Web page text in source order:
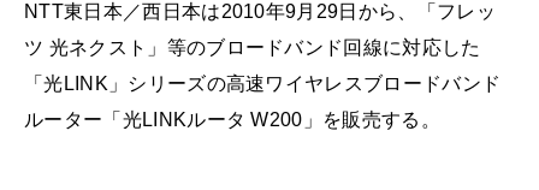
NTT東日本／西日本は2010年9月29日から、「フレッ
ツ 光ネクスト」等のブロードバンド回線に対応した
「光LINK」シリーズの高速ワイヤレスブロードバンド
ルーター「光LINKルータ W200」を販売する。